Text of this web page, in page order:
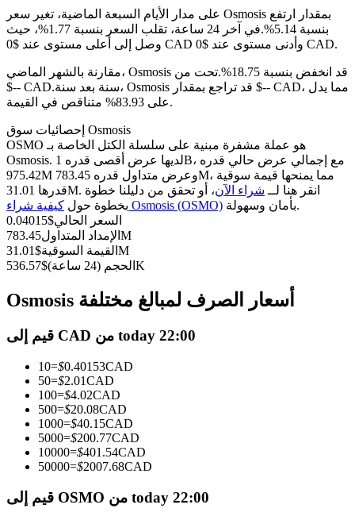
العقود الآجلة USDC
نسخ التداول
انضم إلى أفضل المتداولين
كن متداول نسخ
على مدار الأيام السبعة الماضية، تغير سعر Osmosis بمقدار ارتفع
بنسبة 5.14%.
في آخر 24 ساعة، تقلب السعر بنسبة 1.77%، حيث
وصل إلى أعلى مستوى عند $0 CAD وأدنى مستوى عند $0 CAD.
مقارنة بالشهر الماضي، Osmosis قد انخفض بنسبة 18.75%.تحت من
$-- CAD.سنة بعد سنة، Osmosis قد تراجع بمقدار $-- CAD، مما يدل
على 83.93% متناقص في القيمة.
إحصائيات سوق Osmosis
OSMO هو عملة مشفرة مبنية على سلسلة الكتل الخاصة بـ
Osmosis. لديها عرض أقصى قدره 1B، مع إجمالي عرض حالي قدره
975.42M وعرض متداول قدره 783.45M، مما يمنحها قيمة سوقية
قدرها 31.01M. انقر هنا لــ شراء الآن، أو تحقق من دليلنا خطوة
بخطوة حول كيفية شراء Osmosis (OSMO)
بأمان وسهولة.
السعر الحالي$
0.04015
الإمداد المتداول 783.45M
القيمة السوقية$
31.01M
الحجم (24 ساعة)
$ 536.57K
Osmosis أسعار الصرف لمبالغ مختلفة
قيم إلى CAD من today 22:00
10=$0.40153CAD
50=$2.01CAD
100=$4.02CAD
500=$20.08CAD
1000=$40.15CAD
5000=$200.77CAD
10000=$401.54CAD
50000=$2007.68CAD
قيم إلى OSMO من today 22:00